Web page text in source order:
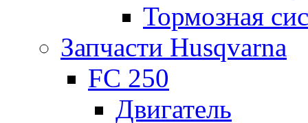
Тормозная
Запчасти Husqvarna
FC 250
Двигатель